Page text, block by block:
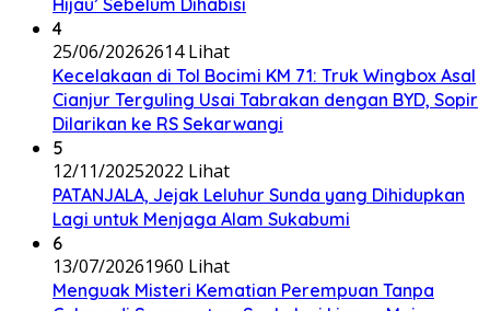
4
25/06/20262614 Lihat
Kecelakaan di Tol Bocimi KM 71: Truk Wingbox Asal
Cianjur Terguling Usai Tabrakan dengan BYD, Sopir
Dilarikan ke RS Sekarwangi
5
12/11/20252022 Lihat
PATANJALA, Jejak Leluhur Sunda yang Dihidupkan
Lagi untuk Menjaga Alam Sukabumi
6
13/07/20261960 Lihat
Menguak Misteri Kematian Perempuan Tanpa